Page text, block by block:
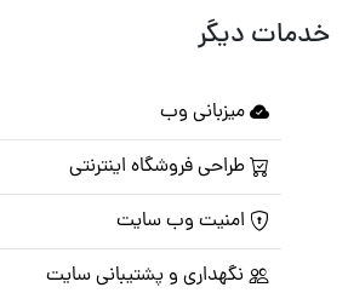
خدمات دیگر
میزبانی وب
طراحی فروشگاه اینترنتی
امنیت وب سایت
نگهداری و پشتیبانی سایت